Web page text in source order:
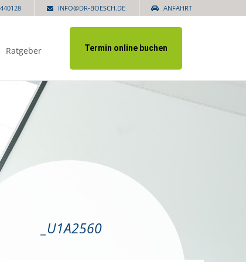
INFO@DR-BOESCH.DE ANFAHRT
Ratgeber Termin online buchen
_U1A2560